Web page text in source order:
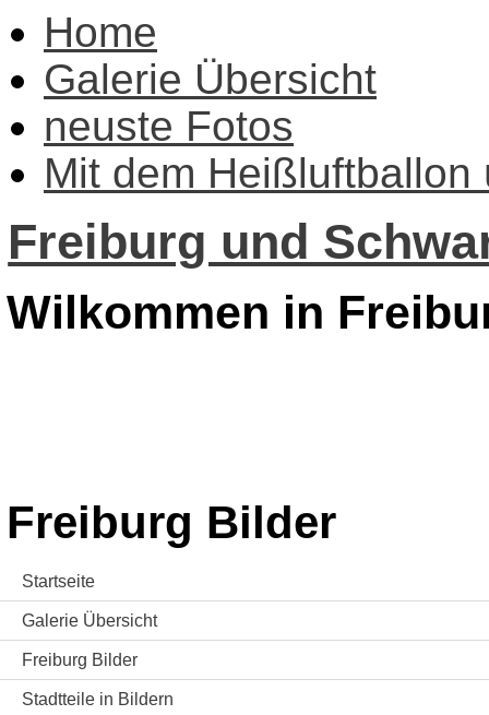
Home
Galerie Übersicht
neuste Fotos
Mit dem Heißluftballon
Freiburg und
Wilkommen in
Freiburg Bilder
Startseite
Galerie Übersicht
Freiburg Bilder
Stadtteile in Bildern